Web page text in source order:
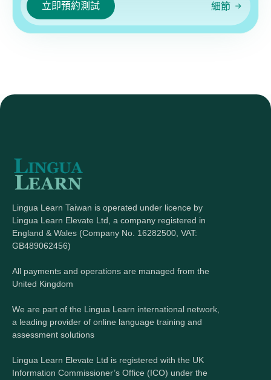
立即預約測試 細節
Lingua Learn Taiwan is operated under licence by
Lingua Learn Elevate Ltd, a company registered in
England & Wales (Company No. 16282500, VAT:
GB489062456)
All payments and operations are managed from the
United Kingdom
We are part of the Lingua Learn international network,
a leading provider of online language training and
assessment solutions
Lingua Learn Elevate Ltd is registered with the UK
Information Commissioner’s Office (ICO) under the